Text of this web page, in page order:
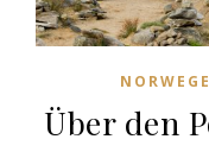
Über den